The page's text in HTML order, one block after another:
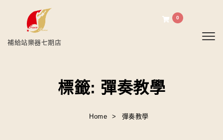
補給站樂器七期店
0
標籤: 彈奏教學
Home 彈奏教學